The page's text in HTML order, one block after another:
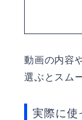
動画の内容
選ぶとスム
実際に使